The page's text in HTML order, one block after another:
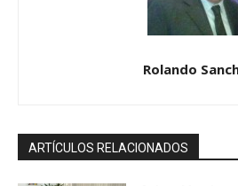
Rolando
ARTÍCULOS RELACIONADOS